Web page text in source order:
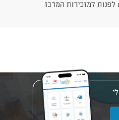
לפנות למזכירות המרכז